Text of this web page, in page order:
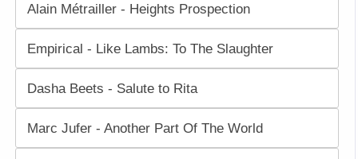
Alain Métrailler - Heights Prospection
Empirical - Like Lambs: To The Slaughter
Dasha Beets - Salute to Rita
Marc Jufer - Another Part Of The World